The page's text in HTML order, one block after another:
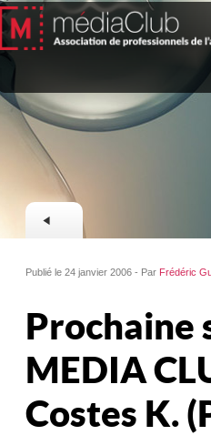
Publié le 24 janvier 2006 - Par Frédéric
Prochaine
MEDIA
Costes K.